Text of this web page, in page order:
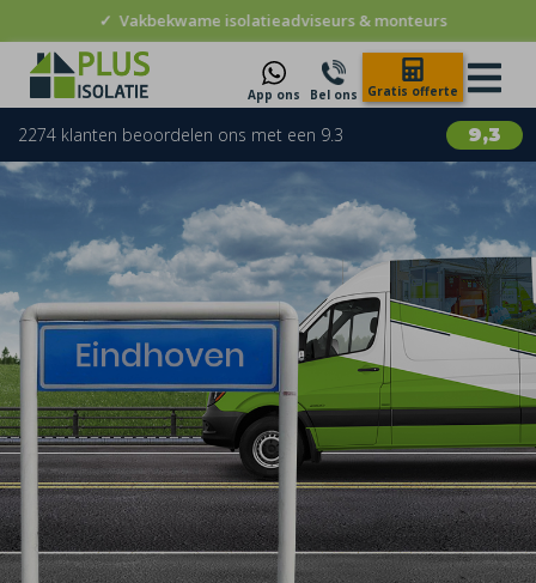
✓ Vakbekwame isolatieadviseurs & monteurs
App ons Bel ons Gratis offerte
9,3
2274 klanten beoordelen ons met een 9.3